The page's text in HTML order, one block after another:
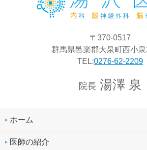
〒370-0517
群馬県邑楽郡大泉町西小
TEL:0276-62-2209
院長湯澤 泉
ホーム
医師の紹介